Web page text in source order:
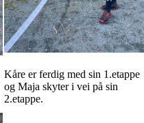
Kåre er ferdig med sin 1.etappe
og Maja skyter i vei på sin
2.etappe.